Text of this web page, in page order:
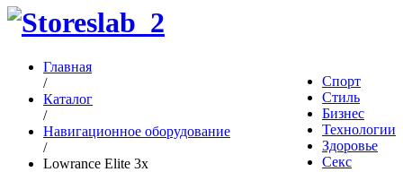
Спорт
Стиль
Бизнес
Технологии
Здоровье
Секс
Главная
/
Каталог
/
Навигационное оборудование
/
Lowrance Elite 3x